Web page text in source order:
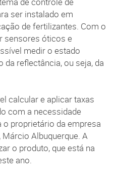
ser instalado em
de fertilizantes. Com o
sensores óticos e
medir o estado
reflectância, ou seja, da
calcular e aplicar taxas
com a necessidade
o proprietário da empresa
Albuquerque. A
o produto, que está na
ano.